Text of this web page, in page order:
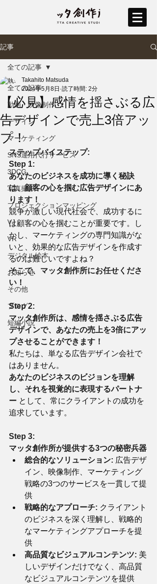
記事
全ての記事
動画・映像制作
デザイン
マーケティング
SNS運用代行サービス
3DCG
写真撮影
プロジェクションマッピング
VJ
VR
デジタル絵本
お知らせ
その他
ブログ
短編小説
全ての記事
【必見】感情を揺さぶる広
告デザインで売上3倍アッ
プ！
Takahito Matsuda
2024年5月8日 読了時間: 2分
ステップバイステップ:
Step 1:
あなたのビジネスを成功に導く秘訣
は、顧客の心を掴む広告デザインにあ
ります！
競争が激しい現代社会で、成功するに
は顧客の心を掴むことが重要です。し
かし、マーケティングの専門知識がな
いと、効果的な広告デザインを作成す
るのは難しいですよね？
そこで、マッタ創作所にお任せくださ
い！
Step 2:
マッタ創作所は、感情を揺さぶる広告
デザインで、あなたの売上を3倍にアッ
プさせることができます！
私たちは、単なる広告デザイン会社で
はありません。
あなたのビジネスのビジョンを理解
し、それを視覚的に表現するパートナ
ー として、常にクライアントの成功を
追求しています。
Step 3:
マッタ創作所が提供する3つの秘密兵器
総合的なソリューション: 広告デザ
イン、映像制作、マーケティング
戦略の3つのサービスを一貫して提
供
戦略的なアプローチ: クライアント
のビジネスを深く理解し、戦略的
なマーケティングアプローチを提
供
高品質なビジュアルコンテンツ: 美
しいデザインだけでなく、高品質
なビジュアルコンテンツを提供